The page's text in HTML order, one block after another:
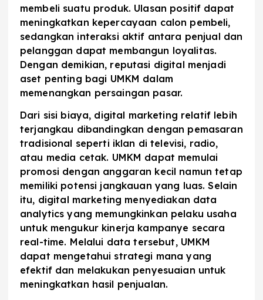
membeli suatu produk. Ulasan positif dapat
meningkatkan kepercayaan calon pembeli,
sedangkan interaksi aktif antara penjual dan
pelanggan dapat membangun loyalitas.
Dengan demikian, reputasi digital menjadi
aset penting bagi UMKM dalam
memenangkan persaingan pasar.
Dari sisi biaya, digital marketing relatif lebih
terjangkau dibandingkan dengan pemasaran
tradisional seperti iklan di televisi, radio,
atau media cetak. UMKM dapat memulai
promosi dengan anggaran kecil namun tetap
memiliki potensi jangkauan yang luas. Selain
itu, digital marketing menyediakan data
analytics yang memungkinkan pelaku usaha
untuk mengukur kinerja kampanye secara
real-time. Melalui data tersebut, UMKM
dapat mengetahui strategi mana yang
efektif dan melakukan penyesuaian untuk
meningkatkan hasil penjualan.